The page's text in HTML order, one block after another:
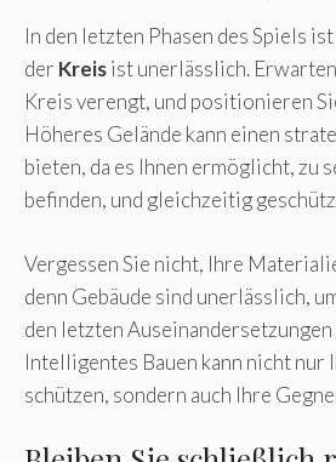
In den letzten Phasen des Spiels
der Kreisist unerlässlich.
Kreis verengt, und positionieren
Höheres Gelände kann einen
bieten, da es Ihnen ermöglicht, zu
befinden, und gleichzeitig
Vergessen Sie nicht, Ihre
denn Gebäude sind unerlässlich,
den letzten
Intelligentes Bauen kann nicht nur
schützen, sondern auch Ihre